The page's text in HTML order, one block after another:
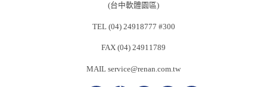
(台中軟體園區)
TEL (04) 24918777 #300
FAX (04) 24911789
MAIL service@renan.com.tw